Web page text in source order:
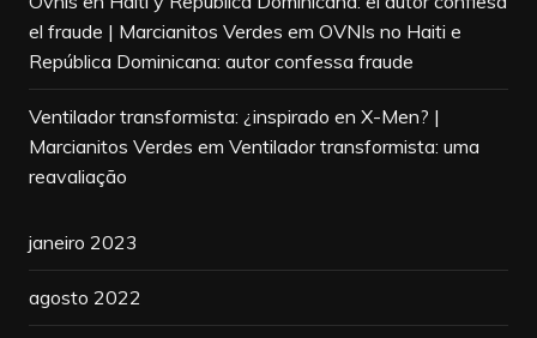
el fraude | Marcianitos Verdes em OVNIs no Haiti e
República Dominicana: autor confessa fraude
Ventilador transformista: ¿inspirado en X-Men? |
Marcianitos Verdes em Ventilador transformista: uma
reavaliação
janeiro 2023
agosto 2022